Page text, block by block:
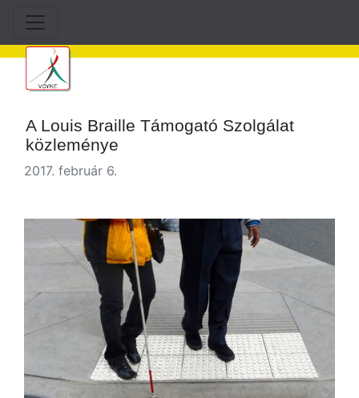
A Louis Braille Támogató Szolgálat
közleménye
2017. február 6.